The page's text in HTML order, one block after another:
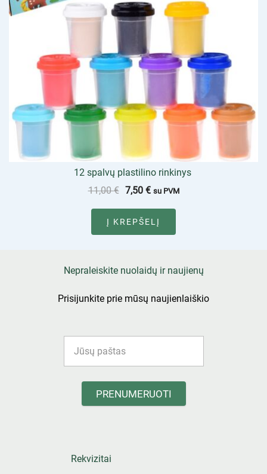
12 spalvų plastilino rinkinys
11,00€ 7,50 € su PVM
Į KREPŠELĮ
Nepraleiskite nuolaidų ir naujienų
Prisijunkite prie mūsų naujienlaiškio
PRENUMERUOTI
Rekvizitai